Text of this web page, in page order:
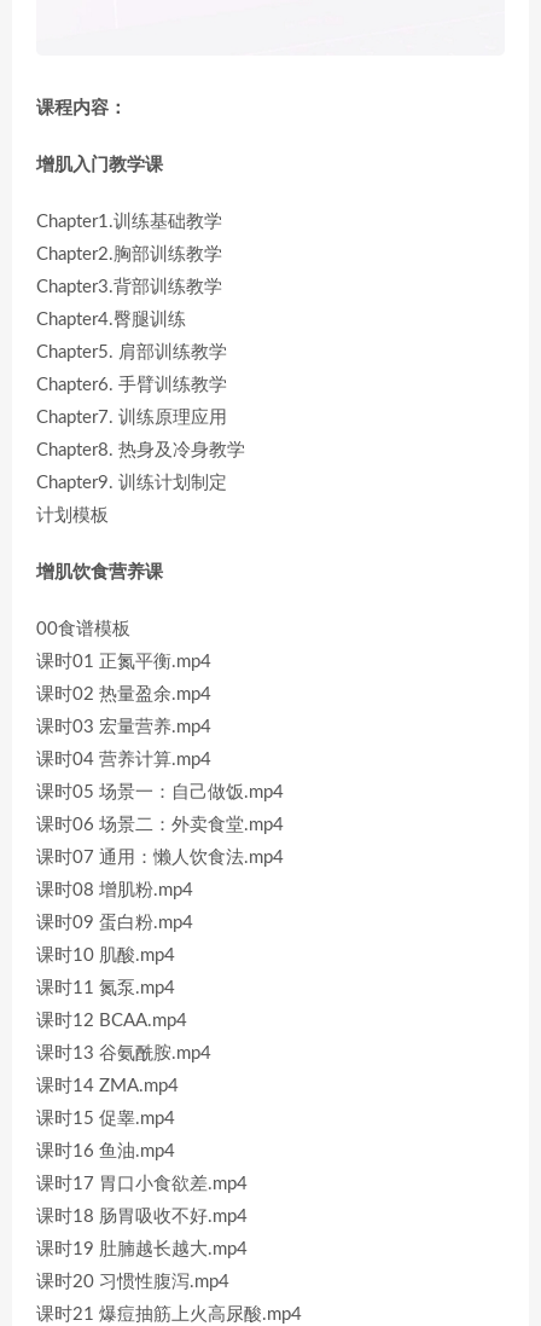
课程内容：
增肌入门教学课
Chapter1.训练基础教学
Chapter2.胸部训练教学
Chapter3.背部训练教学
Chapter4.臀腿训练
Chapter5. 肩部训练教学
Chapter6. 手臂训练教学
Chapter7. 训练原理应用
Chapter8. 热身及冷身教学
Chapter9. 训练计划制定
计划模板
增肌饮食营养课
00食谱模板
课时01 正氮平衡.mp4
课时02 热量盈余.mp4
课时03 宏量营养.mp4
课时04 营养计算.mp4
课时05 场景一：自己做饭.mp4
课时06 场景二：外卖食堂.mp4
课时07 通用：懒人饮食法.mp4
课时08 增肌粉.mp4
课时09 蛋白粉.mp4
课时10 肌酸.mp4
课时11 氮泵.mp4
课时12 BCAA.mp4
课时13 谷氨酰胺.mp4
课时14 ZMA.mp4
课时15 促睾.mp4
课时16 鱼油.mp4
课时17 胃口小食欲差.mp4
课时18 肠胃吸收不好.mp4
课时19 肚腩越长越大.mp4
课时20 习惯性腹泻.mp4
课时21 爆痘抽筋上火高尿酸.mp4